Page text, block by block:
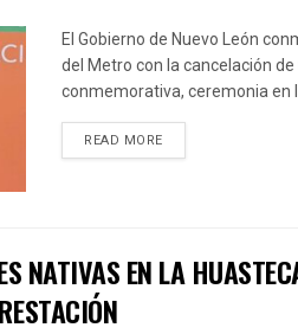
El Gobierno de Nuevo León
del Metro con la cancelación
conmemorativa, ceremonia en
READ MORE
NATIVAS EN LA